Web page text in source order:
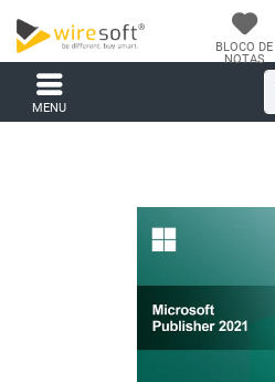
BLOCO DE
NOTAS
MENU